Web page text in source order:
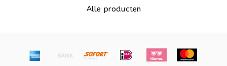
Alle producten